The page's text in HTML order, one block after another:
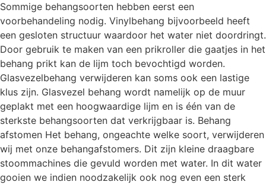
Sommige behangsoorten hebben eerst een
voorbehandeling nodig. Vinylbehang bijvoorbeeld heeft
een gesloten structuur waardoor het water niet doordringt.
Door gebruik te maken van een prikroller die gaatjes in het
behang prikt kan de lijm toch bevochtigd worden.
Glasvezelbehang verwijderen kan soms ook een lastige
klus zijn. Glasvezel behang wordt namelijk op de muur
geplakt met een hoogwaardige lijm en is één van de
sterkste behangsoorten dat verkrijgbaar is. Behang
afstomen Het behang, ongeachte welke soort, verwijderen
wij met onze behangafstomers. Dit zijn kleine draagbare
stoommachines die gevuld worden met water. In dit water
gooien we indien noodzakelijk ook nog even een sterk